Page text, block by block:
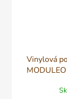
Vinylová